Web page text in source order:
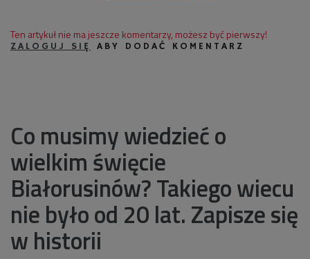
Ten artykuł nie ma jeszcze komentarzy, możesz być pierwszy!
ZALOGUJ SIĘ ABY DODAĆ KOMENTARZ
Co musimy wiedzieć o
wielkim święcie
Białorusinów? Takiego wiecu
nie było od 20 lat. Zapisze się
w historii